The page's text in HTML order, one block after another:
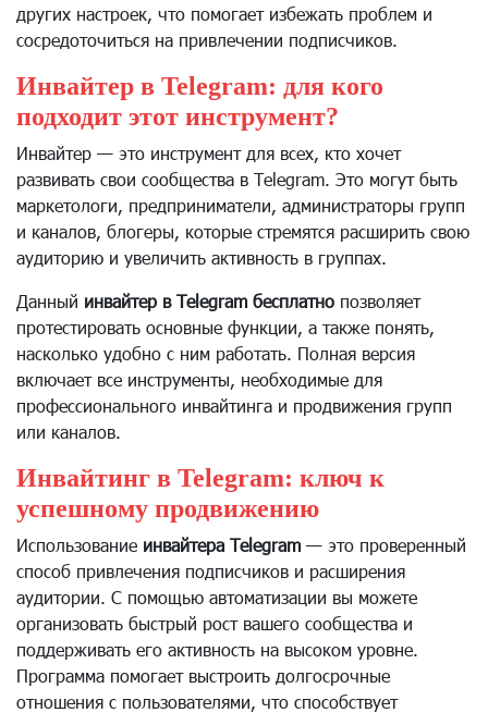
других настроек, что помогает избежать проблем и
сосредоточиться на привлечении подписчиков.
Инвайтер в Telegram: для кого
подходит этот инструмент?
Инвайтер — это инструмент для всех, кто хочет
развивать свои сообщества в Telegram. Это могут быть
маркетологи, предприниматели, администраторы групп
и каналов, блогеры, которые стремятся расширить свою
аудиторию и увеличить активность в группах.
Данный инвайтер в Telegram бесплатно позволяет
протестировать основные функции, а также понять,
насколько удобно с ним работать. Полная версия
включает все инструменты, необходимые для
профессионального инвайтинга и продвижения групп
или каналов.
Инвайтинг в Telegram: ключ к
успешному продвижению
Использование инвайтера Telegram — это проверенный
способ привлечения подписчиков и расширения
аудитории. С помощью автоматизации вы можете
организовать быстрый рост вашего сообщества и
поддерживать его активность на высоком уровне.
Программа помогает выстроить долгосрочные
отношения с пользователями, что способствует